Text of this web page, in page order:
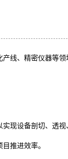
线、精密仪器等
现设备剖切、透
推进效率。